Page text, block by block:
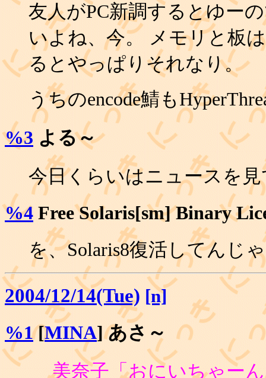
友人がPC新調するとゆー
いよね、今。 メモリと板
るとやっぱりそれなり。
うちのencode鯖も
%3 よる～
今日くらいはニュースを
%4 Free Solaris[sm] Binary
を、Solaris8復活してんじ
2004/12/14(Tue) [n]
%1[MINA] あさ～
美奈子「おにいちゃー